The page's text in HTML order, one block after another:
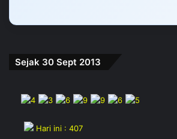
Sejak 30 Sept 2013
Hari ini : 407